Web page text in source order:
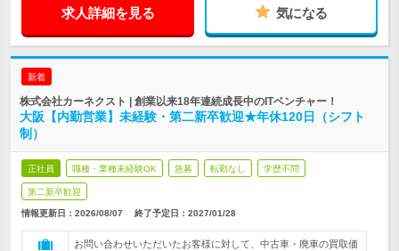
求人詳細を見る 気になる
新着
株式会社カーネクスト | 創業以来18年連続成長中のITベンチャー！
大阪【内勤営業】未経験・第二新卒歓迎★年休120日（シフト
制）
正社員 職種・業種未経験OK 急募 転勤なし 学歴不問
第二新卒歓迎
情報更新日：2026/08/07 終了予定日： 2027/01/28
お問い合わせいただいたお客様に対して、中古車・廃車の買取価